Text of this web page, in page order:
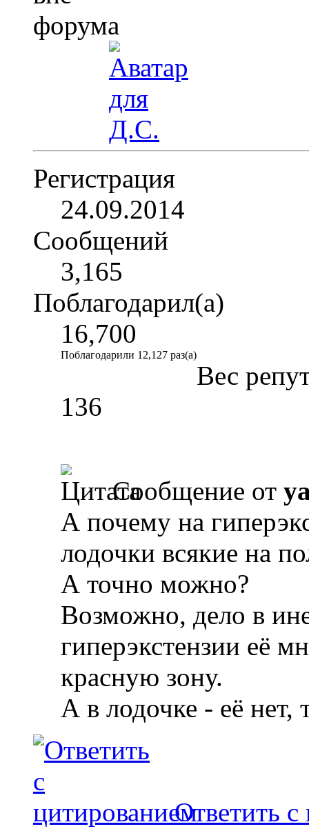
Регистрация
24.09.2014
Сообщений
3,165
Поблагодарил(а)
16,700
Поблагодарили 12,127 раз(а)
Вес
136
Сообщение от
А почему на
лодочки всякие на
А точно можно?
Возможно, дело в
гиперэкстензии её
красную зону.
А в лодочке - её нет,
Ответить с